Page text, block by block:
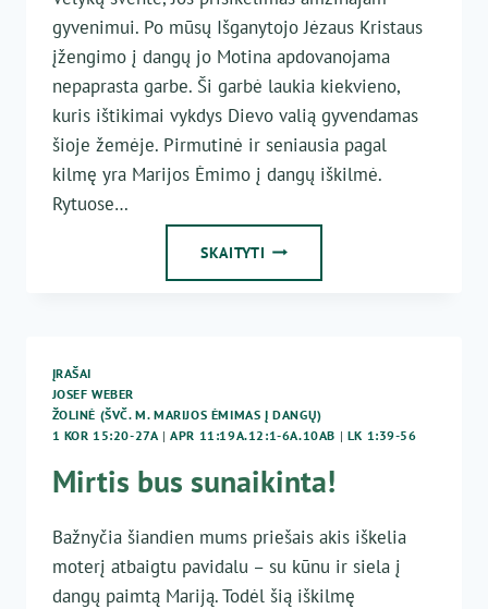
gyvenimui. Po mūsų Išganytojo Jėzaus Kristaus
įžengimo į dangų jo Motina apdovanojama
nepaprasta garbe. Ši garbė laukia kiekvieno,
kuris ištikimai vykdys Dievo valią gyvendamas
šioje žemėje. Pirmutinė ir seniausia pagal
kilmę yra Marijos Ėmimo į dangų iškilmė.
Rytuose…
SKAITYTI DIEVO
ĮRAŠAI
JOSEF WEBER
ŽOLINĖ (ŠVČ. M. MARIJOS ĖMIMAS Į DANGŲ)
1 KOR 15:20-27A |APR 11:19A.12:1-6A.10AB | LK 1:39-56
Mirtis bus sunaikinta!
Bažnyčia šiandien mums priešais akis iškelia
moterį atbaigtu pavidalu – su kūnu ir siela į
dangų paimtą Mariją. Todėl šią iškilmę